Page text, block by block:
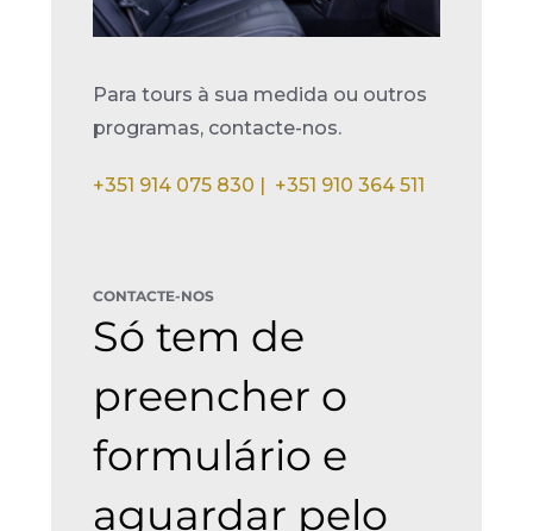
Para tours à sua medida ou outros
programas, contacte-nos.
+351 914 075 830 | +351 910 364 511
CONTACTE-NOS
Só tem de
preencher o
formulário e
aguardar pelo